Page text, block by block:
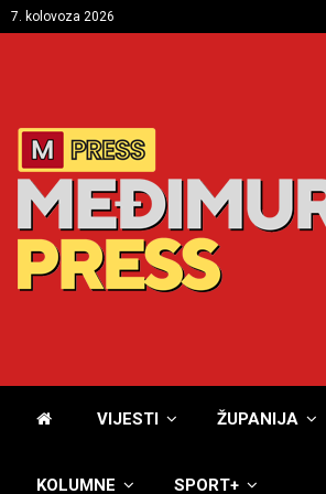
7. kolovoza 2026
VIJESTI ŽUPANIJA
KOLUMNE SPORT+